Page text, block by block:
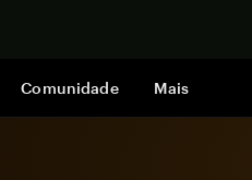
Comunidade Mais